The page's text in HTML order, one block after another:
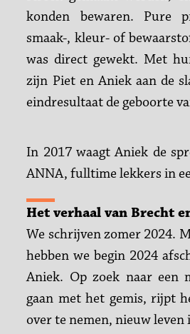
konden bewaren. Pure
smaak-, kleur- of
was direct gewekt. Met
zijn Piet en Aniek aan de
eindresultaat de geboorte
In 2017 waagt Aniek de
ANNA, fulltime lekkers in
Het verhaal van Brecht
We schrijven zomer 2024.
hebben we begin 2024
Aniek. Op zoek naar een
gaan met het gemis, rijpt
over te nemen, nieuw leven